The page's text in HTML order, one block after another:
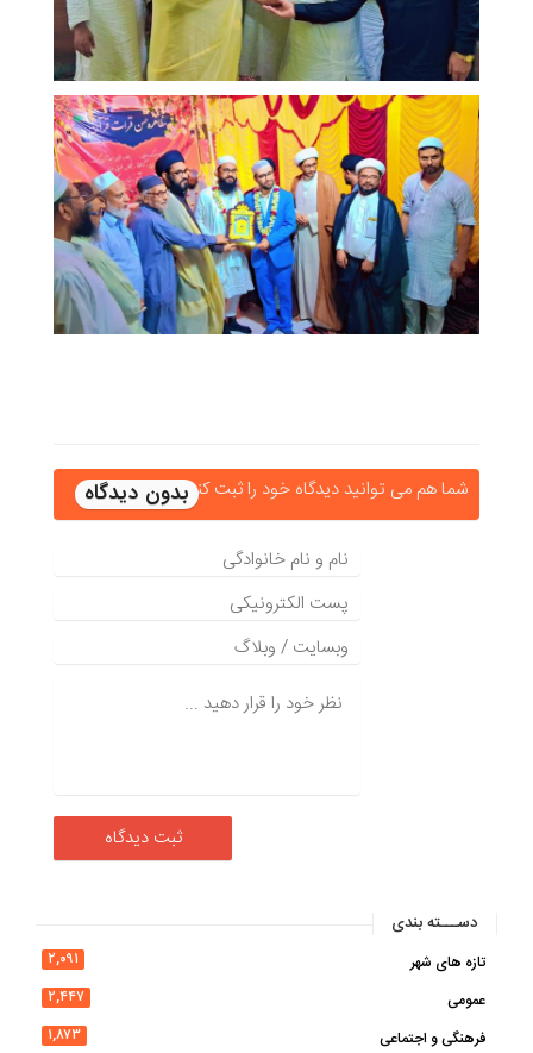
شما هم می توانید دیدگاه خود را ثبت کنید
دســـته بندی
تازه های شهر
۲,۰۹۱
عمومی
۲,۴۴۷
فرهنگی و اجتماعی
۱,۸۷۳